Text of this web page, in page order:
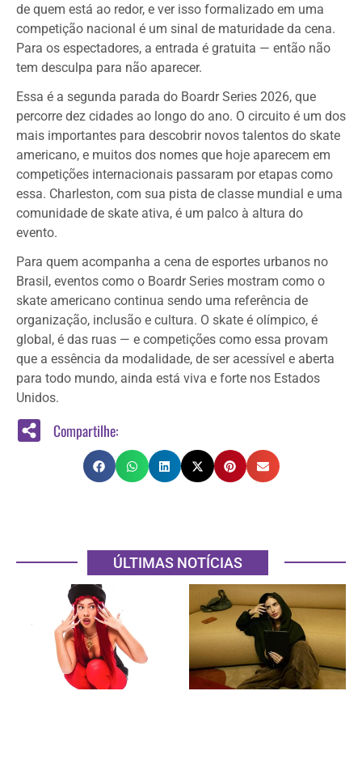
de quem está ao redor, e ver isso formalizado em uma
competição nacional é um sinal de maturidade da cena.
Para os espectadores, a entrada é gratuita — então não
tem desculpa para não aparecer.
Essa é a segunda parada do Boardr Series 2026, que
percorre dez cidades ao longo do ano. O circuito é um dos
mais importantes para descobrir novos talentos do skate
americano, e muitos dos nomes que hoje aparecem em
competições internacionais passaram por etapas como
essa. Charleston, com sua pista de classe mundial e uma
comunidade de skate ativa, é um palco à altura do
evento.
Para quem acompanha a cena de esportes urbanos no
Brasil, eventos como o Boardr Series mostram como o
skate americano continua sendo uma referência de
organização, inclusão e cultura. O skate é olímpico, é
global, é das ruas — e competições como essa provam
que a essência da modalidade, de ser acessível e aberta
para todo mundo, ainda está viva e forte nos Estados
Unidos.
Compartilhe:
ÚLTIMAS NOTÍCIAS